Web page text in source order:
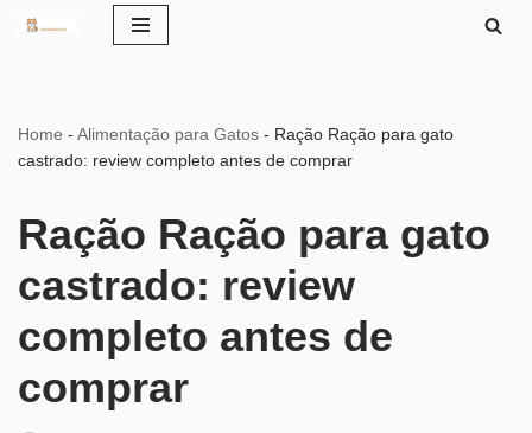
Home - Alimentação para Gatos - Ração Ração para gato
castrado: review completo antes de comprar
Ração Ração para gato
castrado: review
completo antes de
comprar